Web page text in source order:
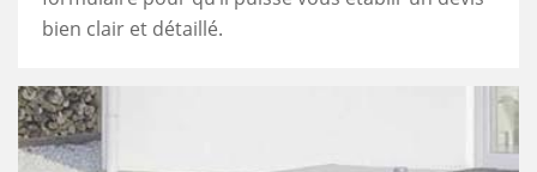
bien clair et détaillé.